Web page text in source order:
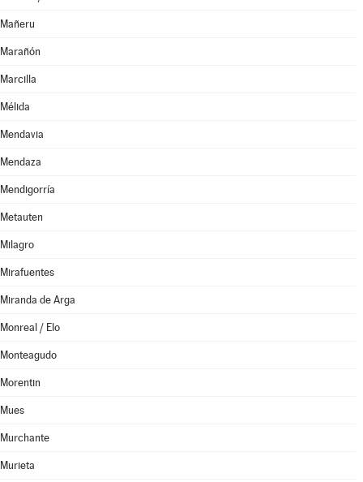
Mañeru
Marañón
Marcilla
Mélida
Mendavia
Mendaza
Mendigorría
Metauten
Milagro
Mirafuentes
Miranda de Arga
Monreal / Elo
Monteagudo
Morentin
Mues
Murchante
Murieta